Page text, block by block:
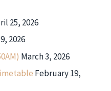
25, 2026
2026
March 3, 2026
February 19,